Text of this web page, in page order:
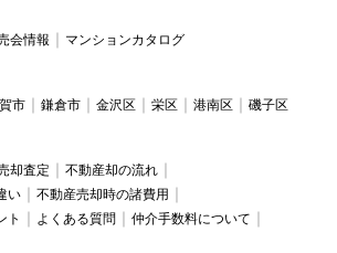
会情報 マンションカタログ
市 鎌倉市 金沢区 栄区 港南区 磯子区
却査定
不動産却の流れ
い
不動産売却時の諸費用
ト
よくある質問
仲介手数料について